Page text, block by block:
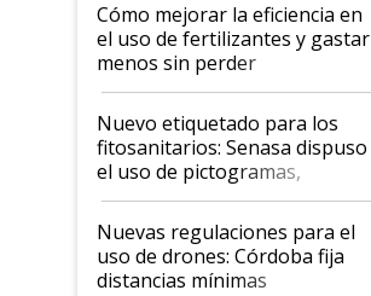
Cómo mejorar la eficiencia en
el uso de fertilizantes y gastar
menos sin perder
productividad en la campaña
fina
Nuevo etiquetado para los
fitosanitarios: Senasa dispuso
el uso de pictogramas,
palabras de advertencia e
indicaciones
Nuevas regulaciones para el
uso de drones: Córdoba fija
distancias mínimas